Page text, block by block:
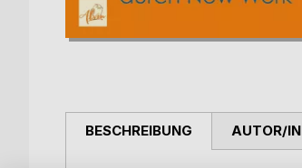
BESCHREIBUNG AUTOR/IN